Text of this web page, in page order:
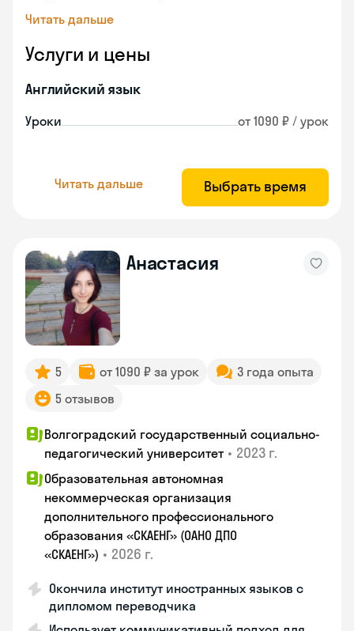
Читать дальше
Услуги и цены
Английский язык
Уроки от 1090 ₽ / урок
Читать дальше Выбрать время
Анастасия
5 от 1090 ₽ за урок
3 года опыта
5 отзывов
Волгоградский государственный социально-
педагогический университет • 2023 г.
Образовательная автономная
некоммерческая организация
дополнительного профессионального
образования «СКАЕНГ» (ОАНО ДПО
«СКАЕНГ») • 2026 г.
Окончила институт иностранных языков с
дипломом переводчика